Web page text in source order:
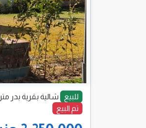
للبيع
شالية بقرية بدر متر² ارضى بحديقة وروف
تم البيع